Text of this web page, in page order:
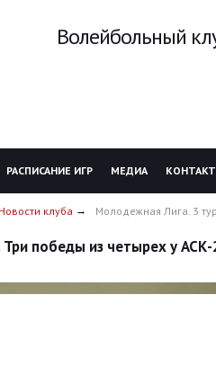
Волейбольный
РАСПИСАНИЕ ИГР МЕДИА
Новости клуба Молодежная Лига. 3
победы из четырех у